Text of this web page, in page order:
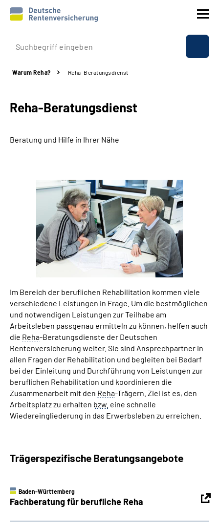
Prävention
Rente
Beratung & Kontakt
Über uns & Presse
Online-Services
Suche
Language
Inhalte in Gebärdensprache (DGS)
Leichte Sprache
Mein Kundenportal
Warum Reha? Reha-Beratungsdienst
Reha-Beratungsdienst
Beratung und Hilfe in Ihrer Nähe
Im Bereich der beruflichen Rehabilitation kommen viele
verschiedene Leistungen in Frage. Um die bestmöglichen
und notwendigen Leistungen zur Teilhabe am
Arbeitsleben passgenau ermitteln zu können, helfen auch
die Reha-Beratungsdienste der Deutschen
Rentenversicherung weiter. Sie sind Ansprechpartner in
allen Fragen der Rehabilitation und begleiten bei Bedarf
bei der Einleitung und Durchführung von Leistungen zur
beruflichen Rehabilitation und koordinieren die
Zusammenarbeit mit den Reha-Trägern. Ziel ist es, den
Arbeitsplatz zu erhalten bzw. eine schnelle
Wiedereingliederung in das Erwerbsleben zu erreichen.
Trägerspezifische Beratungsangebote
Baden-Württemberg
Fachberatung für berufliche Reha